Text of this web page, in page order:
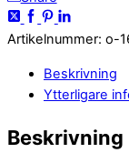
Artikelnummer: o-
Beskrivning
Ytterligare
Beskrivning